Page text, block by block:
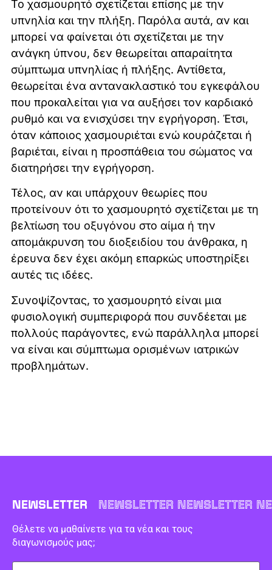
Το χασμουρητό σχετίζεται επίσης με την
υπνηλία και την πλήξη. Παρόλα αυτά, αν και
μπορεί να φαίνεται ότι σχετίζεται με την
ανάγκη ύπνου, δεν θεωρείται απαραίτητα
σύμπτωμα υπνηλίας ή πλήξης. Αντίθετα,
θεωρείται ένα αντανακλαστικό του εγκεφάλου
που προκαλείται για να αυξήσει τον καρδιακό
ρυθμό και να ενισχύσει την εγρήγορση. Έτσι,
όταν κάποιος χασμουριέται ενώ κουράζεται ή
βαριέται, είναι η προσπάθεια του σώματος να
διατηρήσει την εγρήγορση.
Τέλος, αν και υπάρχουν θεωρίες που
προτείνουν ότι το χασμουρητό σχετίζεται με τη
βελτίωση του οξυγόνου στο αίμα ή την
απομάκρυνση του διοξειδίου του άνθρακα, η
έρευνα δεν έχει ακόμη επαρκώς υποστηρίξει
αυτές τις ιδέες.
Συνοψίζοντας, το χασμουρητό είναι μια
φυσιολογική συμπεριφορά που συνδέεται με
πολλούς παράγοντες, ενώ παράλληλα μπορεί
να είναι και σύμπτωμα ορισμένων ιατρικών
προβλημάτων.
NEWSLETTER NEWSLETTER NEWSLETTER
Θέλετε να μαθαίνετε για τα νέα και τους
διαγωνισμούς μας;